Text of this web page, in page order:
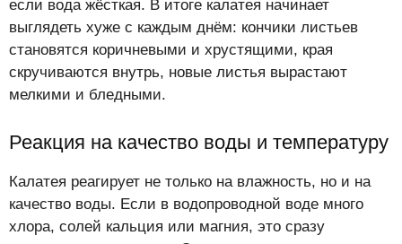
если вода жёсткая. В итоге калатея начинает
выглядеть хуже с каждым днём: кончики листьев
становятся коричневыми и хрустящими, края
скручиваются внутрь, новые листья вырастают
мелкими и бледными.
Реакция на качество воды и температуру
Калатея реагирует не только на влажность, но и на
качество воды. Если в водопроводной воде много
хлора, солей кальция или магния, это сразу